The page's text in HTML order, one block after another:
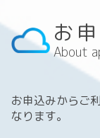
お
About
お申込みからご
なります。